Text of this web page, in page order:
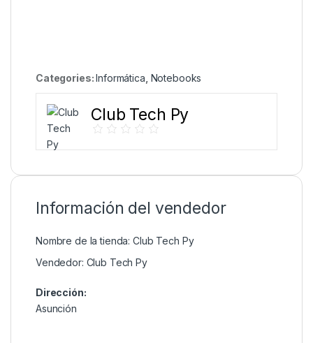
Categories:Informática Notebooks
Club Tech Py
Información del vendedor
Nombre de la tienda: Club Tech Py
Vendedor: Club Tech Py
Dirección:
Asunción